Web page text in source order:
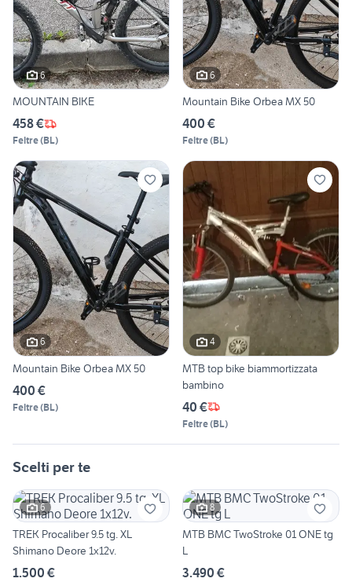
6
MOUNTAIN BIKE
458 €
Feltre(BL)
6
Mountain Bike Orbea MX 50
400 €
Feltre(BL)
6
Mountain Bike Orbea MX 50
400 €
Feltre(BL)
4
MTB top bike biammortizzata
bambino
40 €
Feltre(BL)
Scelti per te
6
TREK Procaliber 9.5 tg. XL
Shimano Deore 1x12v.
1.500 €
8
MTB BMC TwoStroke 01 ONE tg
L
3.490 €